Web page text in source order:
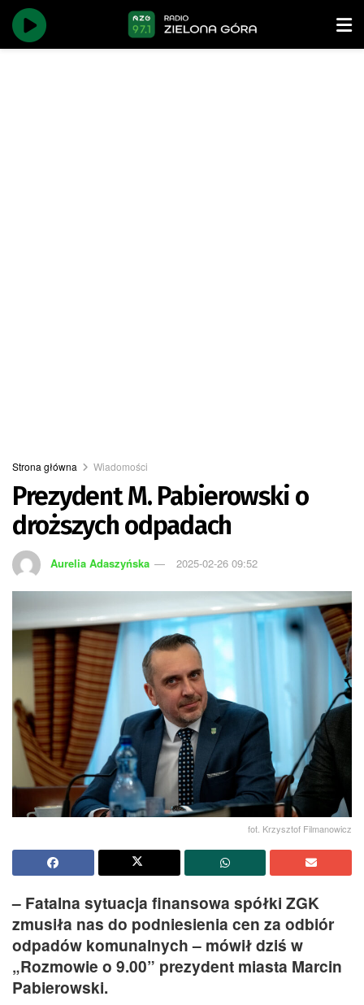
Strona główna Wiadomości
Prezydent M. Pabierowski o
droższych odpadach
Aurelia Adaszyńska 2025-02-26 09:52
fot. Krzysztof Filmanowicz
– Fatalna sytuacja finansowa spółki ZGK
zmusiła nas do podniesienia cen za odbiór
odpadów komunalnych – mówił dziś w
„Rozmowie o 9.00” prezydent miasta Marcin
Pabierowski.